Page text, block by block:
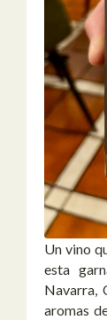
Un vino
esta
Navarra,
aromas